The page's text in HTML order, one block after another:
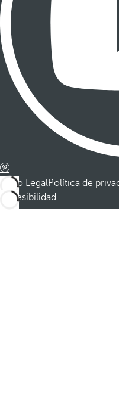
Aviso LegalPolítica de
Accesibilidad